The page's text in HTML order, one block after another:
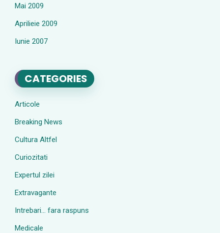
Mai 2009
Aprilieie 2009
Iunie 2007
CATEGORIES
Articole
Breaking News
Cultura Altfel
Curiozitati
Expertul zilei
Extravagante
Intrebari… fara raspuns
Medicale